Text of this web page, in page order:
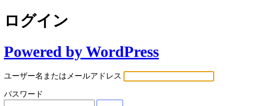
ログイン
Powered by WordPress
ユーザー名またはメールアドレス
パスワード